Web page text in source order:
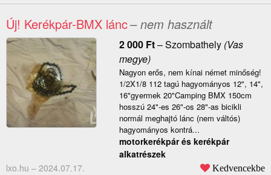
Új! Kerékpár-BMX lánc– nem használt
2 000 Ft–Szombathely(Vas
megye)
Nagyon erős, nem kínai német minőség!
1/2X1/8 112 tagú hagyományos 12", 14",
16"gyermek 20"Camping BMX 150cm
hosszú 24"-es 26"-os 28"-as bicikli
normál meghajtó lánc (nem váltós)
hagyományos kontrá...
motorkerékpár és kerékpár
alkatrészek
lxo.hu – 2024.07.17. Kedvencekbe